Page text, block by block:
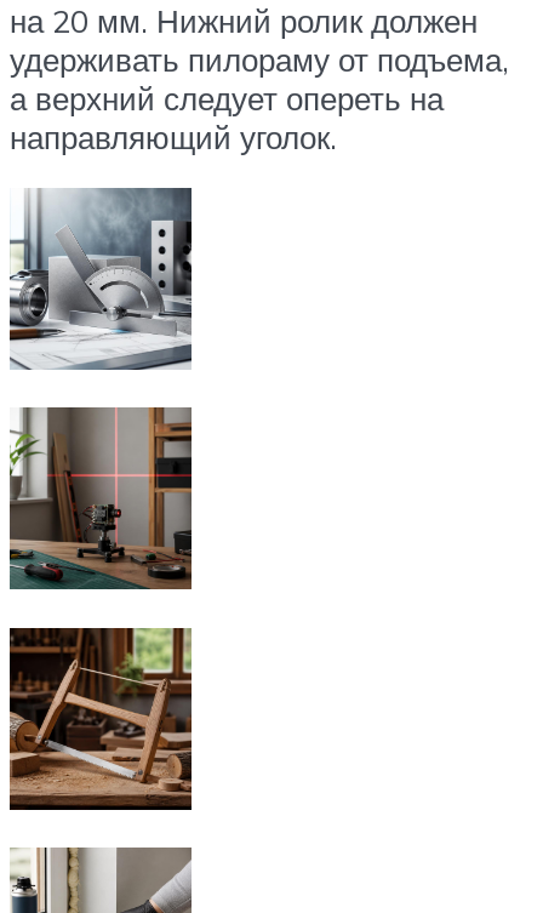
на 20 мм. Нижний ролик должен
удерживать пилораму от подъема,
а верхний следует опереть на
направляющий уголок.